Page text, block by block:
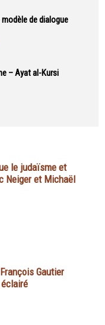
de dialogue
– Ayat al-Kursi
le judaïsme et
Neiger et Michaël
Gautier